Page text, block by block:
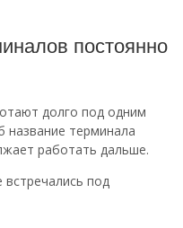
постоянно
долго под одним
терминала
работать дальше.
под